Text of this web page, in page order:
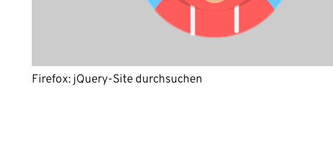
Firefox: jQuery-Site durchsuchen